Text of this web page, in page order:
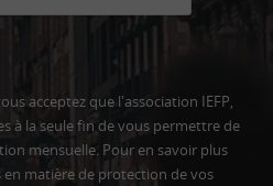
acceptez que l'association IEFP,
à la seule fin de vous permettre de
mensuelle. Pour en savoir plus
matière de protection de vos